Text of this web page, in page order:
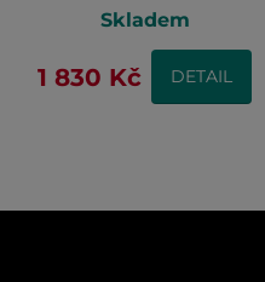
Skladem
1 830 Kč DETAIL